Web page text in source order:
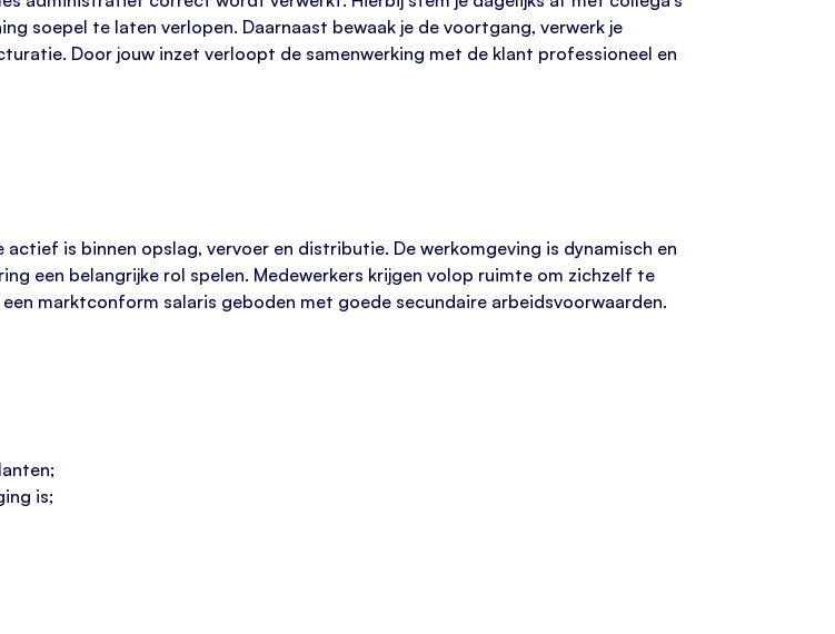
soepel te laten verlopen. Daarnaast bewaak je de voortgang, verwerk je
Door jouw inzet verloopt de samenwerking met de klant professioneel en
is binnen opslag, vervoer en distributie. De werkomgeving is dynamisch en
een belangrijke rol spelen. Medewerkers krijgen volop ruimte om zichzelf te
marktconform salaris geboden met goede secundaire arbeidsvoorwaarden.
is;